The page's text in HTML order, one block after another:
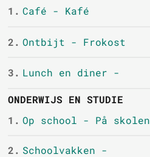
1. Café - Kafé
2. Ontbijt - Frokost
3. Lunch en diner -
ONDERWIJS EN STUDIE
1. Op school - På skolen
2. Schoolvakken -